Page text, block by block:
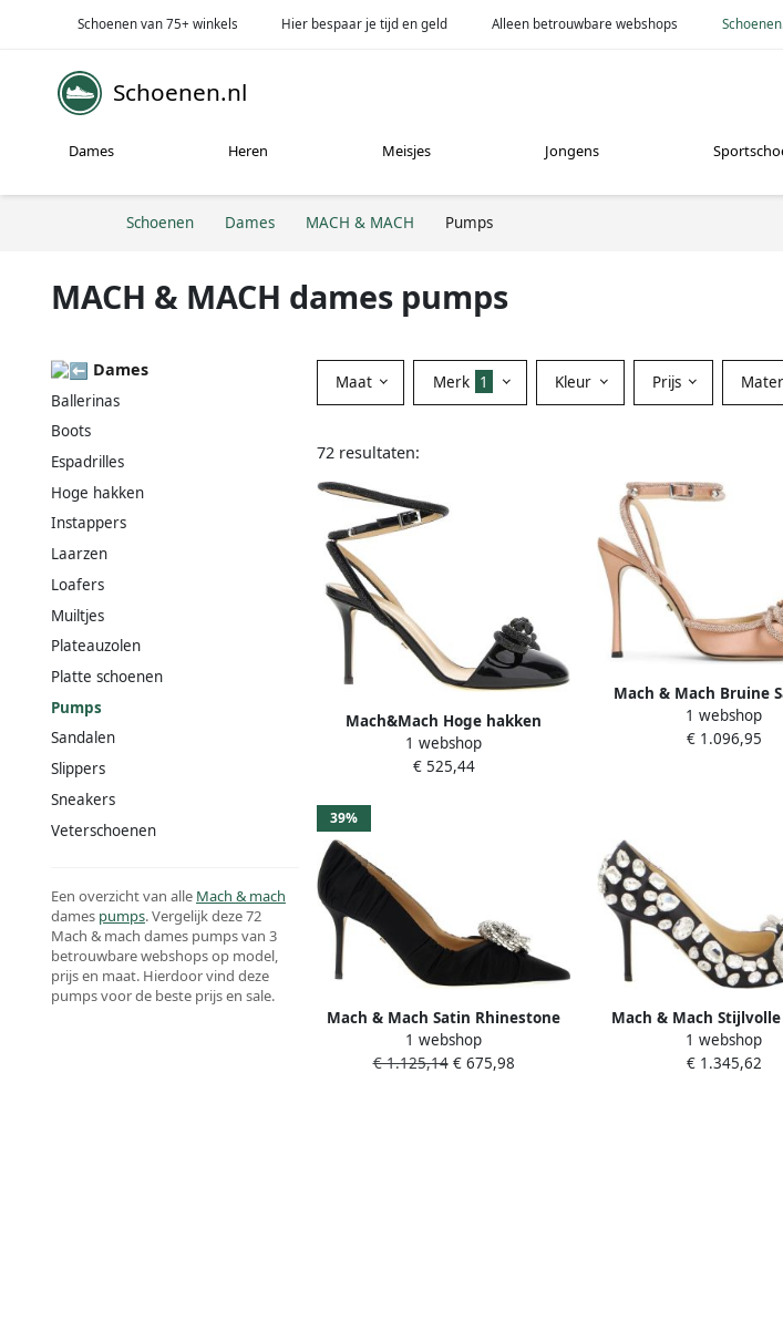
Schoenen van 75+ winkels Hier bespaar je tijd en geld Alleen betrouwbare webshops
Schoenen.nl
Dames Heren Meisjes Jongens
Schoenen Dames MACH & MACH Pumps
MACH & MACH dames pumps
Dames
Ballerinas
Boots
Espadrilles
Hoge hakken
Instappers
Laarzen
Loafers
Muiltjes
Plateauzolen
Platte schoenen
Pumps
Sandalen
Slippers
Sneakers
Veterschoenen
Een overzicht van alle Mach & mach
dames pumps. Vergelijk deze 72
Mach & mach dames pumps van 3
betrouwbare webshops op model,
prijs en maat. Hierdoor vind deze
pumps voor de beste prijs en sale.
Maat Merk 1 Kleur Prijs
72 resultaten:
Mach&Mach Hoge hakken
'Double Bow' Pumps in zwart
1 webshop
€ 525,44
Mach & Mach Bruine
Pumps voor
1 webshop
€ 1.096,95
39%
Mach & Mach Satin Rhinestone
Stiletto Pumps Black Dames
1 webshop
€ 1.125,14€ 675,98
Mach & Mach
voor Vrouwen Black
1 webshop
€ 1.345,62